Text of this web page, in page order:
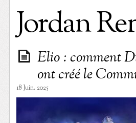
Jordan
Elio : comment
ont créé le
18 Juin. 2025